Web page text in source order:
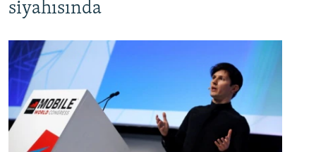
siyahısında